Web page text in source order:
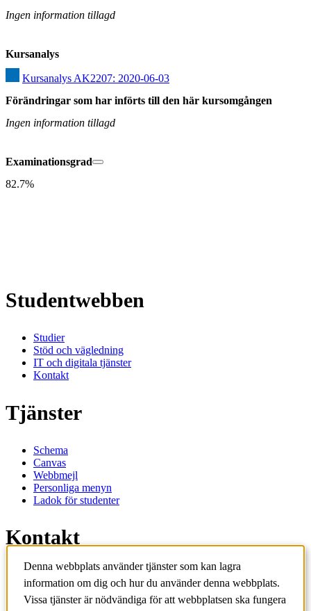
Ingen information tillagd
Kursanalys
Kursanalys AK2207: 2020-06-03
Förändringar som har införts till den här kursomgången
Ingen information tillagd
Examinationsgrad
82.7%
Studentwebben
Studier
Stöd och vägledning
IT och digitala tjänster
Kontakt
Tjänster
Schema
Canvas
Webbmejl
Personliga menyn
Ladok för studenter
Kontakt
Kontakta utbildningsprogram
Kontakta kurs
IT-support
Denna webbplats använder tjänster som kan lagra
information om dig och hur du använder denna webbplats.
Vissa tjänster är nödvändiga för att webbplatsen ska fungera